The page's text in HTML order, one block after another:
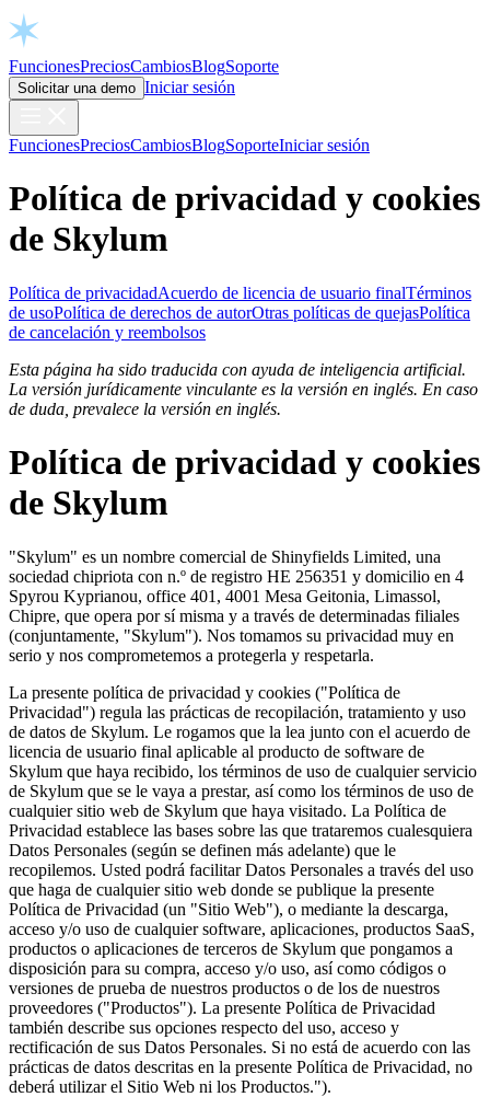
Open chat
FuncionesPreciosCambiosBlogSoporte
Solicitar una demo Iniciar sesión
FuncionesPreciosCambiosBlogSoporteIniciar sesión
Política de privacidad y cookies
de Skylum
Política de privacidadAcuerdo de licencia de usuario finalTérminos
de usoPolítica de derechos de autorOtras políticas de quejasPolítica
de cancelación y reembolsos
Esta página ha sido traducida con ayuda de inteligencia artificial.
La versión jurídicamente vinculante es la versión en inglés. En caso
de duda, prevalece la versión en inglés.
Política de privacidad y cookies
de Skylum
"Skylum" es un nombre comercial de Shinyfields Limited, una
sociedad chipriota con n.º de registro HE 256351 y domicilio en 4
Spyrou Kyprianou, office 401, 4001 Mesa Geitonia, Limassol,
Chipre, que opera por sí misma y a través de determinadas filiales
(conjuntamente, "Skylum"). Nos tomamos su privacidad muy en
serio y nos comprometemos a protegerla y respetarla.
La presente política de privacidad y cookies ("Política de
Privacidad") regula las prácticas de recopilación, tratamiento y uso
de datos de Skylum. Le rogamos que la lea junto con el acuerdo de
licencia de usuario final aplicable al producto de software de
Skylum que haya recibido, los términos de uso de cualquier servicio
de Skylum que se le vaya a prestar, así como los términos de uso de
cualquier sitio web de Skylum que haya visitado. La Política de
Privacidad establece las bases sobre las que trataremos cualesquiera
Datos Personales (según se definen más adelante) que le
recopilemos. Usted podrá facilitar Datos Personales a través del uso
que haga de cualquier sitio web donde se publique la presente
Política de Privacidad (un "Sitio Web"), o mediante la descarga,
acceso y/o uso de cualquier software, aplicaciones, productos SaaS,
productos o aplicaciones de terceros de Skylum que pongamos a
disposición para su compra, acceso y/o uso, así como códigos o
versiones de prueba de nuestros productos o de los de nuestros
proveedores ("Productos"). La presente Política de Privacidad
también describe sus opciones respecto del uso, acceso y
rectificación de sus Datos Personales. Si no está de acuerdo con las
prácticas de datos descritas en la presente Política de Privacidad, no
deberá utilizar el Sitio Web ni los Productos.").